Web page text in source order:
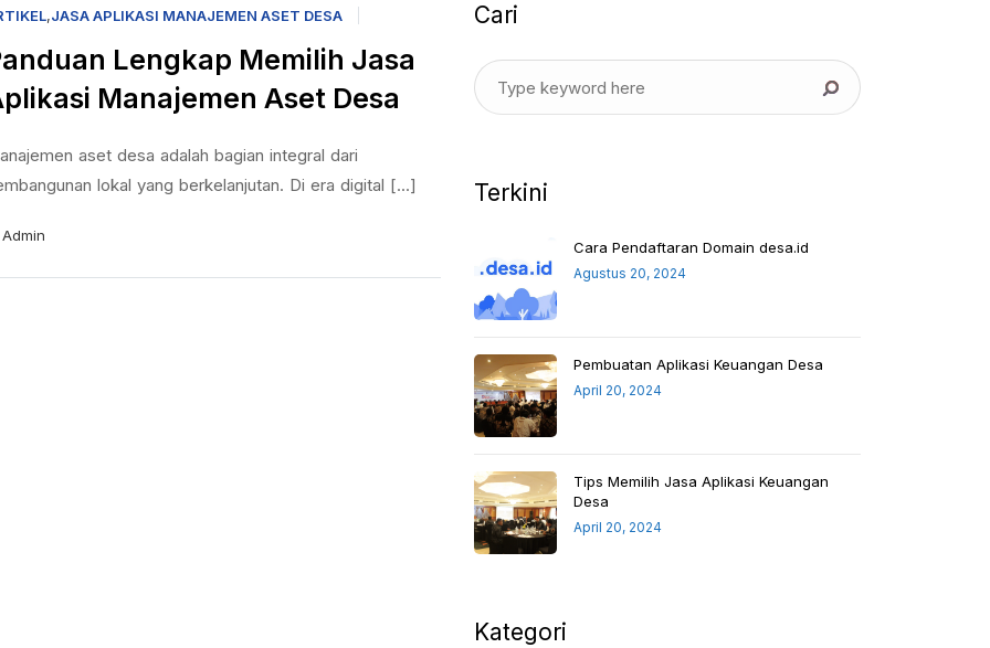
,JASA APLIKASI MANAJEMEN ASET DESA
Lengkap Memilih Jasa
Manajemen Aset Desa
aset desa adalah bagian integral dari
lokal yang berkelanjutan. Di era digital [...]
Admin
Cari
Terkini
Cara Pendaftaran Domain desa.id
Agustus 20, 2024
Pembuatan Aplikasi Keuangan Desa
April 20, 2024
Tips Memilih Jasa Aplikasi Keuangan
Desa
April 20, 2024
Kategori